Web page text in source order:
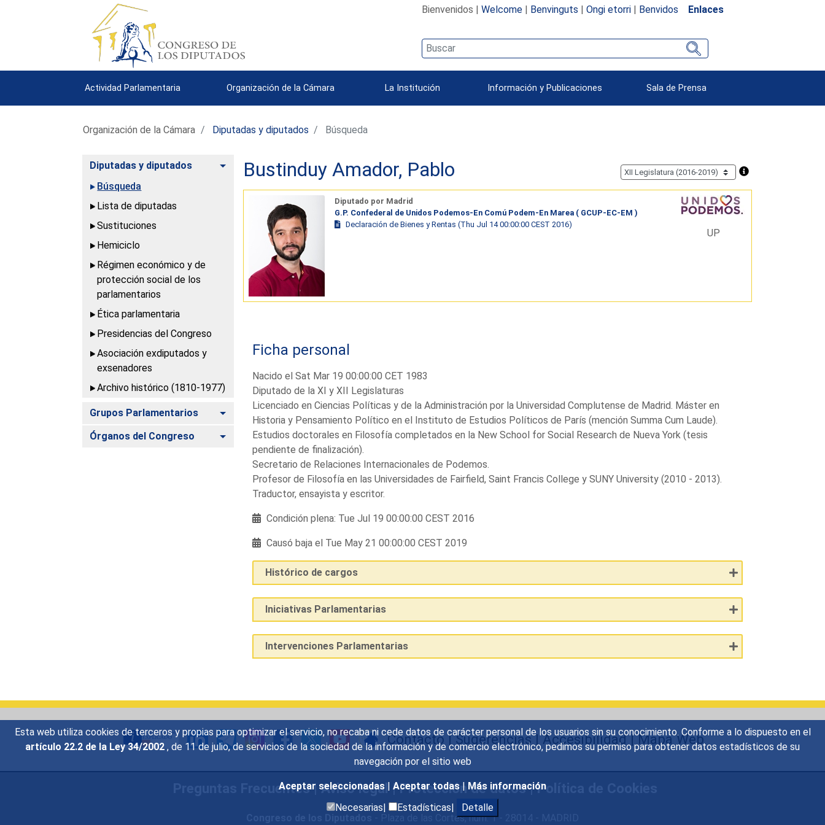
Esta web utiliza cookies de terceros y propias para optimizar el servicio, no recaba ni cede datos de carácter personal de los usuarios sin su conocimiento. Conforme a lo dispuesto en el
artículo 22.2 de la Ley 34/2002 , de 11 de julio, de servicios de la sociedad de la información y de comercio electrónico, pedimos su permiso para obtener datos estadísticos de su
navegación por el sitio web
Aceptar seleccionadas | Aceptar todas | Más información
Necesarias|
Estadísticas| Detalle
Bienvenidos | Welcome| Benvinguts | Ongi etorri| Benvidos Enlaces
Actividad Parlamentaria Organización de la Cámara La Institución Información y Publicaciones Sala de Prensa
Organización de la Cámara Diputadas y diputados Búsqueda
Diputadas y diputados
Alternar
Búsqueda
Lista de diputadas
Sustituciones
Hemiciclo
Régimen económico y de
protección social de los
parlamentarios
Ética parlamentaria
Presidencias del Congreso
Asociación exdiputados y
exsenadores
Archivo histórico (1810-1977)
Grupos Parlamentarios Alternar
Órganos del Congreso Alternar
Bustinduy Amador, Pablo
Diputado por Madrid
G.P. Confederal de Unidos Podemos-En Comú Podem-En Marea ( GCUP-EC-EM )
Declaración de Bienes y Rentas (Thu Jul 14 00:00:00 CEST 2016)
UP
Ficha personal
Nacido el Sat Mar 19 00:00:00 CET 1983
Diputado de la XI y XII Legislaturas
Licenciado en Ciencias Políticas y de la Administración por la Universidad Complutense de Madrid. Máster en
Historia y Pensamiento Político en el Instituto de Estudios Políticos de París (mención Summa Cum Laude).
Estudios doctorales en Filosofía completados en la New School for Social Research de Nueva York (tesis
pendiente de finalización).
Secretario de Relaciones Internacionales de Podemos.
Profesor de Filosofía en las Universidades de Fairfield, Saint Francis College y SUNY University (2010 - 2013).
Traductor, ensayista y escritor.
Condición plena: Tue Jul 19 00:00:00 CEST 2016
Causó baja el Tue May 21 00:00:00 CEST 2019
Histórico de cargos
Iniciativas Parlamentarias
Intervenciones Parlamentarias
Contacto|Sugerencias|Accesibilidad|Mapa Web
Preguntas Frecuentes|Aviso legal|Protección de datos|Política de Cookies
- Plaza de las Cortes, núm. 1 - 28014 - MADRID